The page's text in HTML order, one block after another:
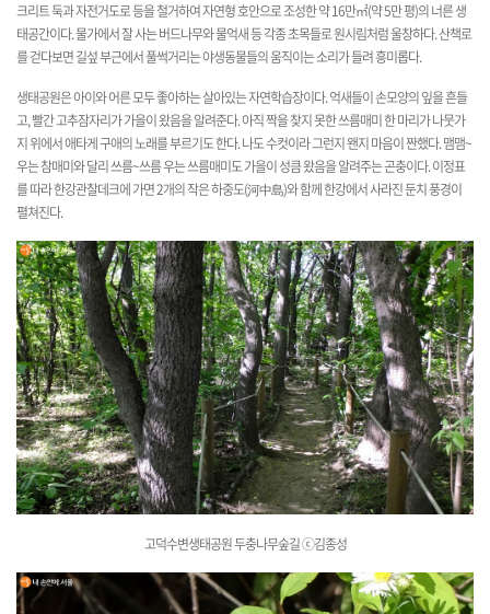
크리트 둑과 자전거도로 등을 철거하여 자연형 호안으로 조성한 약 16만㎡(약 5만 평)의 너른 생
태공간이다. 물가에서 잘 사는 버드나무와 물억새 등 각종 초목들로 원시림처럼 울창하다. 산책로
를 걷다보면 길섶 부근에서 풀썩거리는 야생동물들의 움직이는 소리가 들려 흥미롭다.
생태공원은 아이와 어른 모두 좋아하는 살아있는 자연학습장이다. 억새들이 손모양의 잎을 흔들
고, 빨간 고추잠자리가 가을이 왔음을 알려준다. 아직 짝을 찾지 못한 쓰름매미 한 마리가 나뭇가
지 위에서 애타게 구애의 노래를 부르기도 한다. 나도 수컷이라 그런지 왠지 마음이 짠했다. 맴맴~
우는 참매미와 달리 쓰름~쓰름 우는 쓰름매미도 가을이 성큼 왔음을 알려주는 곤충이다. 이정표
를 따라 한강관찰데크에 가면 2개의 작은 하중도(河中島)와 함께 한강에서 사라진 둔치 풍경이
펼쳐진다.
고덕수변생태공원 두충나무숲길ⓒ김종성